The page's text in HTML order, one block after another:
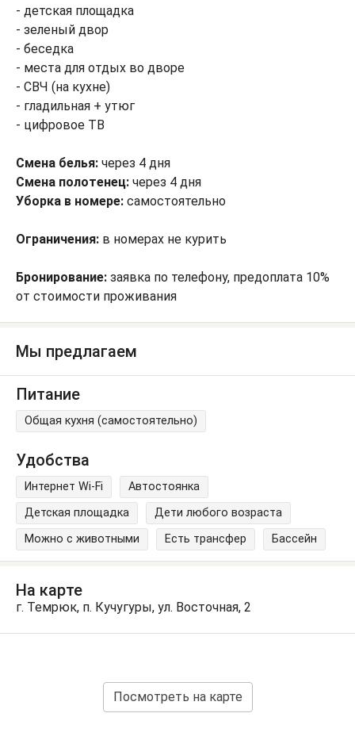
- детская площадка
- зеленый двор
- беседка
- места для отдых во дворе
- СВЧ (на кухне)
- гладильная + утюг
- цифровое ТВ
Смена белья: через 4 дня
Смена полотенец: через 4 дня
Уборка в номере: самостоятельно
Ограничения: в номерах не курить
Бронирование: заявка по телефону, предоплата 10%
от стоимости проживания
Мы предлагаем
Питание
Общая кухня (самостоятельно)
Удобства
Интернет Wi-Fi
Автостоянка
Детская площадка
Дети любого возраста
Можно с животными
Есть трансфер Бассейн
На карте
г. Темрюк, п. Кучугуры, ул. Восточная, 2
Посмотреть на карте